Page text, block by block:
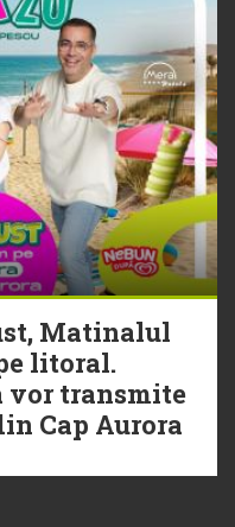
Matinalul
litoral.
vor transmite
Cap Aurora